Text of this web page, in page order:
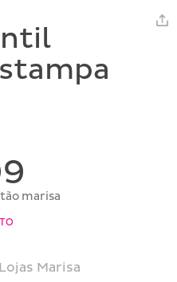
marisa
Lojas Marisa